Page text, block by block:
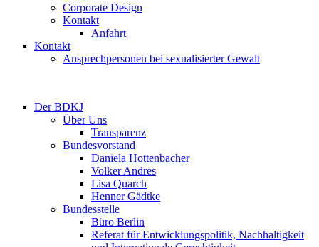
Corporate Design
Kontakt
Anfahrt
Kontakt
Ansprechpersonen bei sexualisierter Gewalt
Der BDKJ
Über Uns
Transparenz
Bundesvorstand
Daniela Hottenbacher
Volker Andres
Lisa Quarch
Henner Gädtke
Bundesstelle
Büro Berlin
Referat für Entwicklungspolitik, Nachhaltigkeit